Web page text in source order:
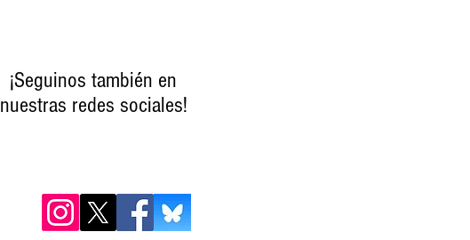
¡Seguinos también en
nuestras redes sociales!